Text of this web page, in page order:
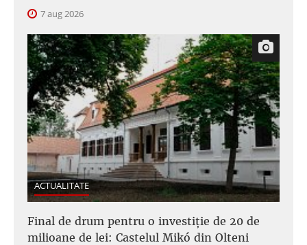
7 aug 2026
ACTUALITATE
Final de drum pentru o investiție de 20 de
milioane de lei: Castelul Mikó din Olteni